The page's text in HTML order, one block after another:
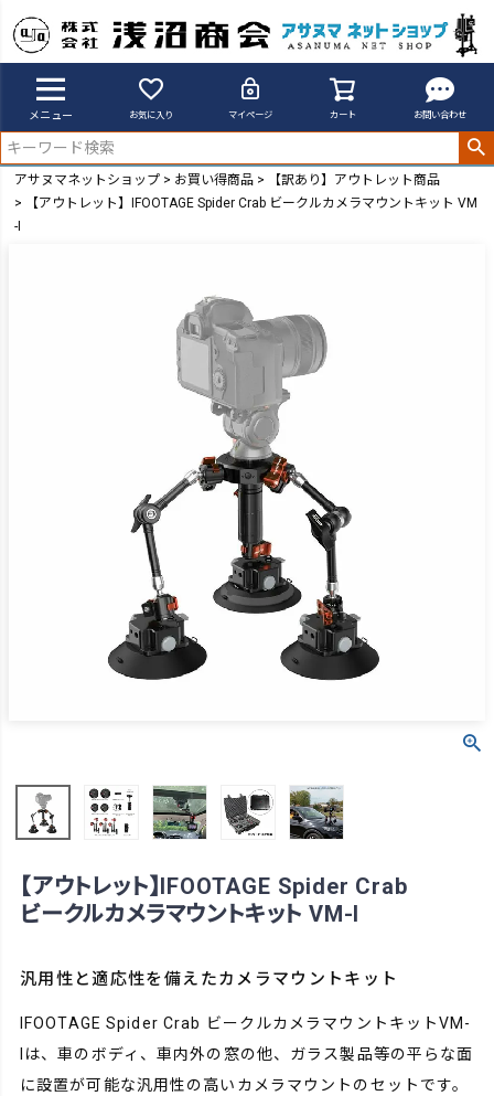
メニュー お気に入り マイページ カート お問い合わせ
アサヌマネットショップ お買い得商品
【訳あり】アウトレット商品
【アウトレット】IFOOTAGE Spider Crab ビークルカメラマウントキット VM
-I
【アウトレット】IFOOTAGE Spider Crab
ビークルカメラマウントキット VM-I
汎用性と適応性を備えたカメラマウントキット
IFOOTAGE Spider Crab ビークルカメラマウントキットVM-
Iは、車のボディ、車内外の窓の他、ガラス製品等の平らな面
に設置が可能な汎用性の高いカメラマウントのセットです。